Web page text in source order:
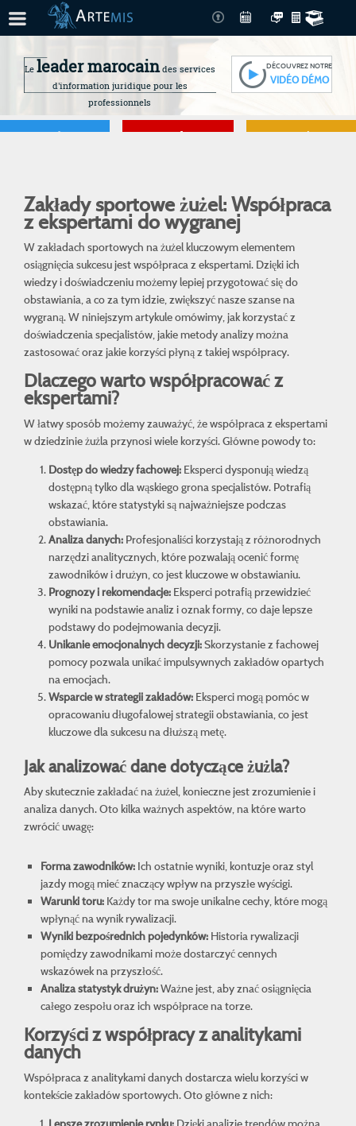
Le leader marocaindes services
d'information juridique pour les
professionnels
DÉCOUVREZ NOTRE
VIDÉO DÉMO
Je gère Je me forme
Je connais mes
Zakłady sportowe żużel: Współpraca
z ekspertami do wygranej
W zakładach sportowych na żużel kluczowym elementem
osiągnięcia sukcesu jest współpraca z ekspertami. Dzięki ich
wiedzy i doświadczeniu możemy lepiej przygotować się do
obstawiania, a co za tym idzie, zwiększyć nasze szanse na
wygraną. W niniejszym artykule omówimy, jak korzystać z
doświadczenia specjalistów, jakie metody analizy można
zastosować oraz jakie korzyści płyną z takiej współpracy.
Dlaczego warto współpracować z
ekspertami?
W łatwy sposób możemy zauważyć, że współpraca z ekspertami
w dziedzinie żużla przynosi wiele korzyści. Główne powody to:
Dostęp do wiedzy fachowej:Eksperci dysponują wiedzą
dostępną tylko dla wąskiego grona specjalistów. Potrafią
wskazać, które statystyki są najważniejsze podczas
obstawiania.
Analiza danych:Profesjonaliści korzystają z różnorodnych
narzędzi analitycznych, które pozwalają ocenić formę
zawodników i drużyn, co jest kluczowe w obstawianiu.
Prognozy i rekomendacje:Eksperci potrafią przewidzieć
wyniki na podstawie analiz i oznak formy, co daje lepsze
podstawy do podejmowania decyzji.
Unikanie emocjonalnych decyzji:Skorzystanie z fachowej
pomocy pozwala unikać impulsywnych zakładów opartych
na emocjach.
Wsparcie w strategii zakładów:Eksperci mogą pomóc w
opracowaniu długofalowej strategii obstawiania, co jest
kluczowe dla sukcesu na dłuższą metę.
Jak analizować dane dotyczące żużla?
Aby skutecznie zakładać na żużel, konieczne jest zrozumienie i
analiza danych. Oto kilka ważnych aspektów, na które warto
zwrócić uwagę:
Forma zawodników: Ich ostatnie wyniki, kontuzje oraz styl
jazdy mogą mieć znaczący wpływ na przyszłe wyścigi.
Warunki toru: Każdy tor ma swoje unikalne cechy, które mogą
wpłynąć na wynik rywalizacji.
Wyniki bezpośrednich pojedynków: Historia rywalizacji
pomiędzy zawodnikami może dostarczyć cennych
wskazówek na przyszłość.
Analiza statystyk drużyn:Ważne jest, aby znać osiągnięcia
całego zespołu oraz ich współprace na torze.
Korzyści z współpracy z analitykami
danych
Współpraca z analitykami danych dostarcza wielu korzyści w
kontekście zakładów sportowych. Oto główne z nich:
Lepsze zrozumienie rynku:Dzięki analizie trendów można